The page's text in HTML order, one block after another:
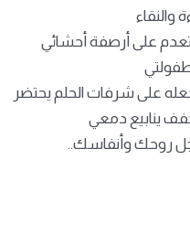
والنقاء
تعدم على أرصفة أحشائي
على شرفات الحلم يحتضر
ينابيع دمعي
روحك وأنفاسك..